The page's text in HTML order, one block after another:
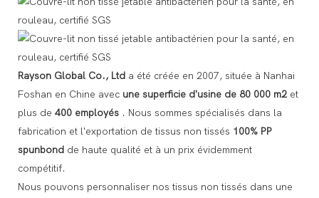
Rayson Global Co., Ltd a été créée en 2007, située à Nanhai
Foshan en Chine avec une superficie d'usine de 80 000 m2 et
plus de 400 employés . Nous sommes spécialisés dans la
fabrication et l'exportation de tissus non tissés 100% PP
spunbond de haute qualité et à un prix évidemment
compétitif.
Nous pouvons personnaliser nos tissus non tissés dans une